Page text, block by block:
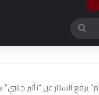
عن
عن “تأثير جانبي” بمشاركة 16